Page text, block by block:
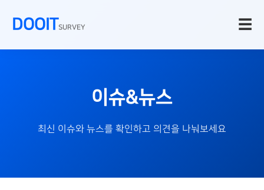
DOOITSURVEY ☰
이슈&뉴스
최신 이슈와 뉴스를 확인하고 의견을 나눠보세요